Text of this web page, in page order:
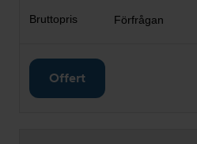
Förfrågan
Offert